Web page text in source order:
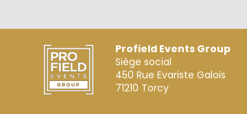
Profield Events Group
Siège social
450 Rue Evariste Galois